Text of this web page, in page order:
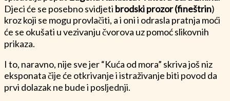
Djeci će se posebno svidjeti brodski prozor (fineštrin)
kroz koji se mogu provlačiti, a i oni i odrasla pratnja moći
će se okušati u vezivanju čvorova uz pomoć slikovnih
prikaza.
I to, naravno, nije sve jer “Kuća od mora” skriva još niz
eksponata čije će otkrivanje i istraživanje biti povod da
prvi dolazak ne bude i posljednji.